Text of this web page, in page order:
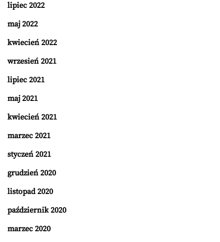
lipiec 2022
maj 2022
kwiecień 2022
wrzesień 2021
lipiec 2021
maj 2021
kwiecień 2021
marzec 2021
styczeń 2021
grudzień 2020
listopad 2020
październik 2020
marzec 2020